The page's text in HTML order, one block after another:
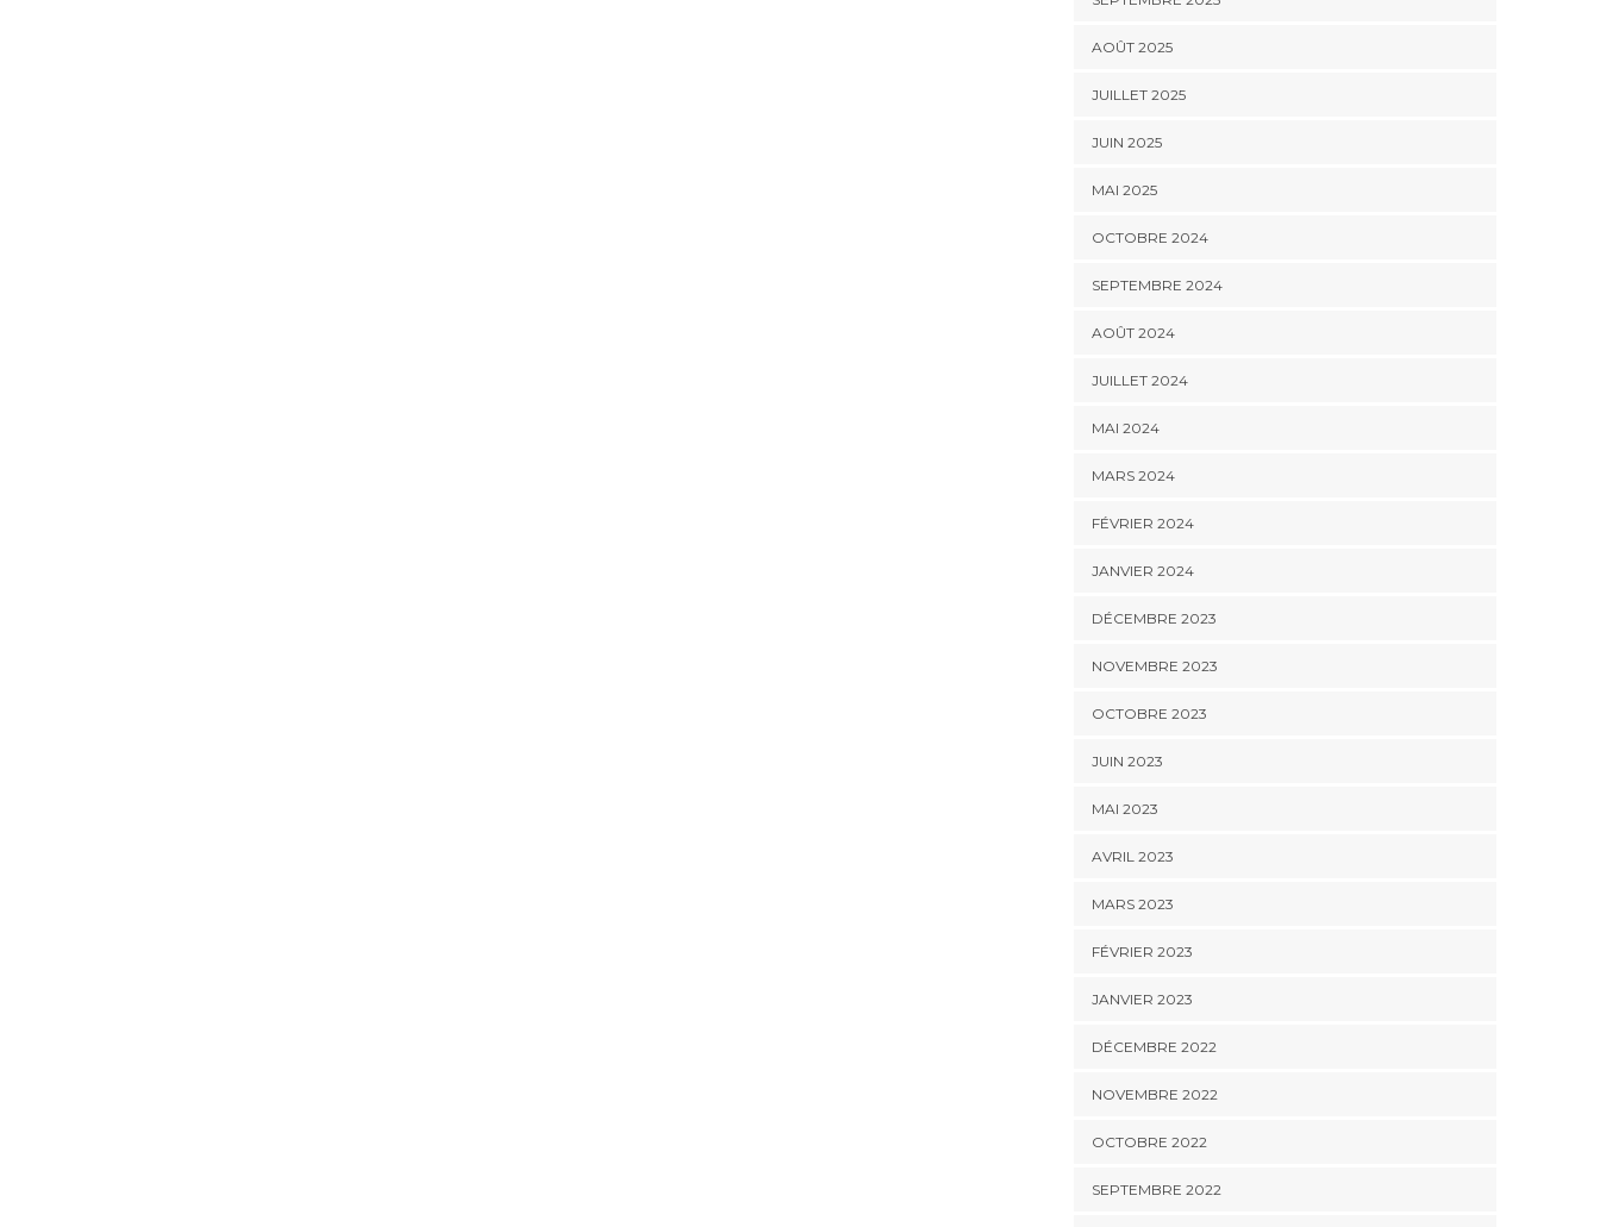
AOÛT 2025
JUILLET 2025
JUIN 2025
MAI 2025
OCTOBRE 2024
SEPTEMBRE 2024
AOÛT 2024
JUILLET 2024
MAI 2024
MARS 2024
FÉVRIER 2024
JANVIER 2024
DÉCEMBRE 2023
NOVEMBRE 2023
OCTOBRE 2023
JUIN 2023
MAI 2023
AVRIL 2023
MARS 2023
FÉVRIER 2023
JANVIER 2023
DÉCEMBRE 2022
NOVEMBRE 2022
OCTOBRE 2022
SEPTEMBRE 2022